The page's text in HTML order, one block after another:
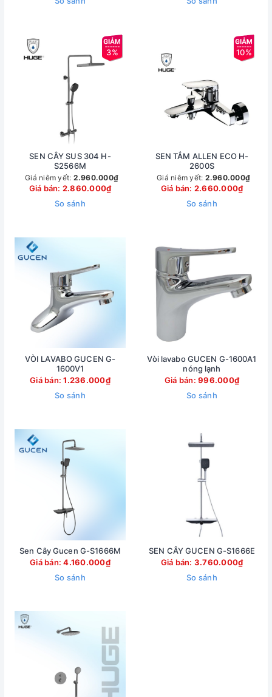
3%
SEN CÂY SUS 304 H-
S2566M
Giá niêm yết: 2.960.000₫
Giá bán: 2.860.000₫
So sánh
10%
SEN TẮM ALLEN ECO H-
2600S
Giá niêm yết: 2.960.000₫
Giá bán: 2.660.000₫
So sánh
VÒI LAVABO GUCEN G-
1600V1
Giá bán:1.236.000₫
So sánh
Vòi lavabo GUCEN G-1600A1
nóng lạnh
Giá bán:996.000₫
So sánh
Sen Cây Gucen G-S1666M
Giá bán:4.160.000₫
So sánh
SEN CÂY GUCEN G-S1666E
Giá bán: 3.760.000₫
So sánh